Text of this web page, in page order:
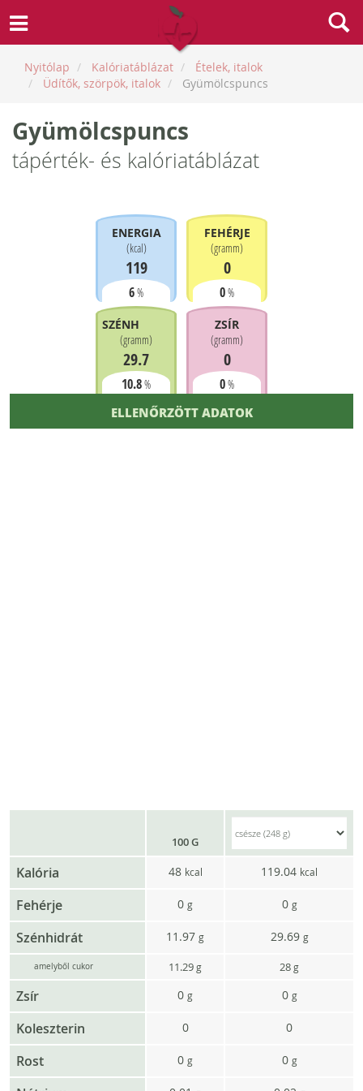
Nyitólap Kalóriatáblázat
Ételek, italok
Üdítők, szörpök, italok
Gyümölcspuncs
Gyümölcspuncs
tápérték- és kalóriatáblázat
ENERGIA
(kcal)
119
6%
FEHÉRJE
(gramm)
0
0%
SZÉNHIDRÁT
(gramm)
29.7
10.8%
ZSÍR
(gramm)
0
0%
ELLENŐRZÖTT ADATOK
100 G
Kalória 48 kcal 119.04 kcal
Fehérje 0 g 0 g
Szénhidrát 11.97 g 29.69 g
amelyből cukor 11.29g 28g
Zsír 0 g 0 g
Koleszterin 0 0
Rost 0 g 0 g